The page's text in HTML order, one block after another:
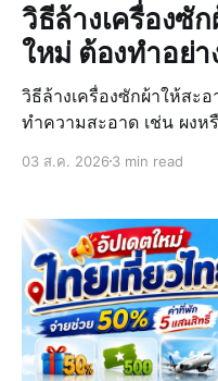
วิธีล้างเครื่องซั
ใหม่ ต้องทำอย่า
วิธีล้างเครื่องซักผ้าให้สะ
ทำความสะอาด เช่น ผงห
โซดา รวมทั้งน้ำยาซักผ้า
03 ส.ค. 2026 3 min read